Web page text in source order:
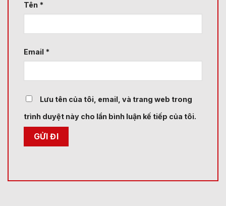
Tên *
Email *
Lưu tên của tôi, email, và trang web trong
trình duyệt này cho lần bình luận kế tiếp của tôi.